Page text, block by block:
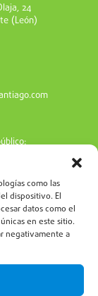
como las
dispositivo. El
datos como el
en este sitio.
negativamente a
24
(León)